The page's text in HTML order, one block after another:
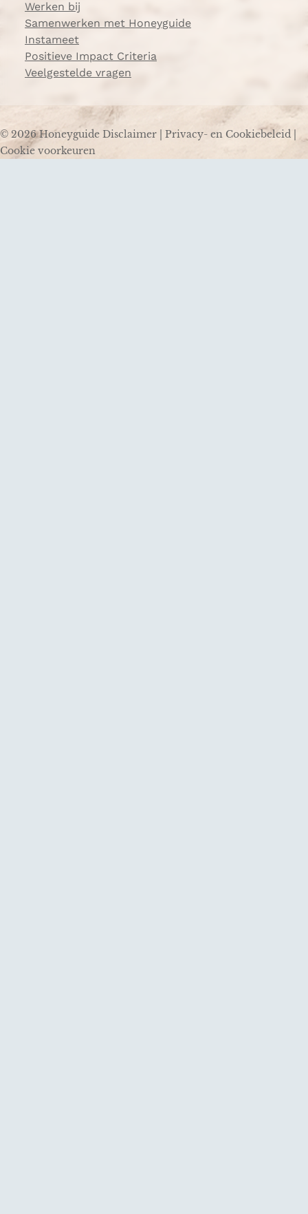
Werken bij
Samenwerken met Honeyguide
Instameet
Positieve Impact Criteria
Veelgestelde vragen
© 2026 Honeyguide Disclaimer Privacy- en Cookiebeleid
Cookie voorkeuren